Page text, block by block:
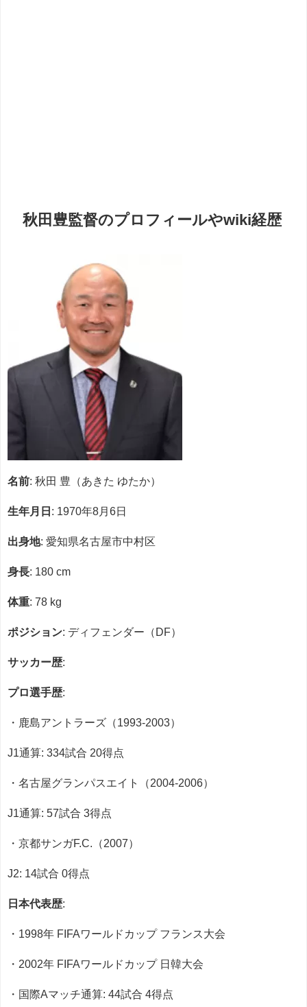
秋田豊監督のプロフィールやwiki経歴
名前: 秋田 豊（あきた ゆたか）
生年月日 : 1970年8月6日
出身地: 愛知県名古屋市中村区
身長: 180 cm
体重: 78 kg
ポジション: ディフェンダー（DF）
サッカー歴:
プロ選手歴:
・鹿島アントラーズ（1993-2003）
J1通算: 334試合 20得点
・名古屋グランパスエイト（2004-2006）
J1通算: 57試合 3得点
・京都サンガF.C.（2007）
J2: 14試合 0得点
日本代表歴:
・1998年 FIFAワールドカップ フランス大会
・2002年 FIFAワールドカップ 日韓大会
・国際Aマッチ通算: 44試合 4得点